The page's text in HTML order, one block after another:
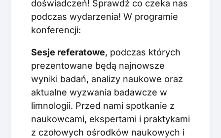
doświadczeń! Sprawdź co czeka nas
podczas wydarzenia! W programie
konferencji:
Sesje referatowe, podczas których
prezentowane będą najnowsze
wyniki badań, analizy naukowe oraz
aktualne wyzwania badawcze w
limnologii. Przed nami spotkanie z
naukowcami, ekspertami i praktykami
z czołowych ośrodków naukowych i